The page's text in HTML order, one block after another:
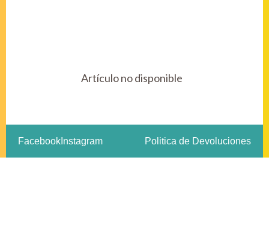
Artículo no disponible
Facebook Instagram Politica de Devoluciones